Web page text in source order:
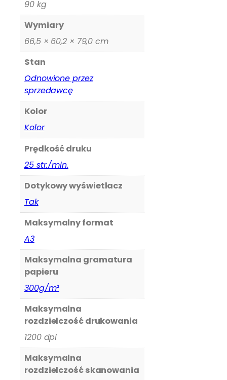
90 kg
Wymiary
66,5 × 60,2 × 79,0 cm
Stan
Odnowione przez
sprzedawcę
Kolor
Kolor
Prędkość druku
25 str./min.
Dotykowy wyświetlacz
Tak
Maksymalny format
A3
Maksymalna gramatura
papieru
300g/m²
Maksymalna
rozdzielczość drukowania
1200 dpi
Maksymalna
rozdzielczość skanowania